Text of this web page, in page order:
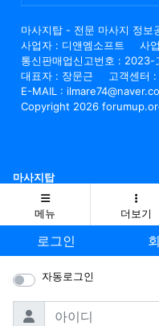
마사지탑 - 전문 마사지 정보
사업자 : 디앤엠소프트
사
통신판매업신고번호 : 2023-
대표자 : 장문근
고객센터
E-MAIL :
Copyright 2026
마사지탑
메뉴 더보기
로그인
자동로그인
아이디